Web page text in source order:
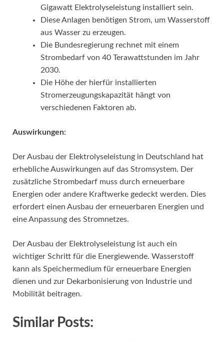
Gigawatt Elektrolyseleistung installiert sein.
Diese Anlagen benötigen Strom, um Wasserstoff
aus Wasser zu erzeugen.
Die Bundesregierung rechnet mit einem
Strombedarf von 40 Terawattstunden im Jahr
2030.
Die Höhe der hierfür installierten
Stromerzeugungskapazität hängt von
verschiedenen Faktoren ab.
Auswirkungen:
Der Ausbau der Elektrolyseleistung in Deutschland hat
erhebliche Auswirkungen auf das Stromsystem. Der
zusätzliche Strombedarf muss durch erneuerbare
Energien oder andere Kraftwerke gedeckt werden. Dies
erfordert einen Ausbau der erneuerbaren Energien und
eine Anpassung des Stromnetzes.
Der Ausbau der Elektrolyseleistung ist auch ein
wichtiger Schritt für die Energiewende. Wasserstoff
kann als Speichermedium für erneuerbare Energien
dienen und zur Dekarbonisierung von Industrie und
Mobilität beitragen.
Similar Posts: